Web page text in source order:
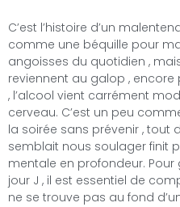
C’est l’histoire d’un
comme une béquille pour
angoisses du quotidien ,
reviennent au galop , encore
, l’alcool vient carrément
cerveau. C’est un peu
la soirée sans prévenir , tout
semblait nous soulager finit
mentale en profondeur. Pour
jour J , il est essentiel de
ne se trouve pas au fond